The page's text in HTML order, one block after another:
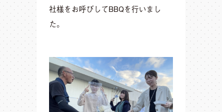
社様をお呼びしてBBQを行いまし
た。